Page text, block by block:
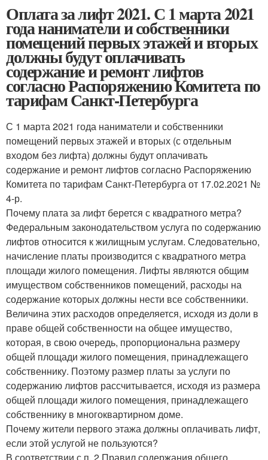
Оплата за лифт 2021. С 1 марта 2021
года наниматели и собственники
помещений первых этажей и вторых
должны будут оплачивать
содержание и ремонт лифтов
согласно Распоряжению Комитета по
тарифам Санкт-Петербурга
С 1 марта 2021 года наниматели и собственники
помещений первых этажей и вторых (с отдельным
входом без лифта) должны будут оплачивать
содержание и ремонт лифтов согласно Распоряжению
Комитета по тарифам Санкт‑Петербурга от 17.02.2021 №
4-р.
Почему плата за лифт берется с квадратного метра?
Федеральным законодательством услуга по содержанию
лифтов относится к жилищным услугам. Следовательно,
начисление платы производится с квадратного метра
площади жилого помещения. Лифты являются общим
имуществом собственников помещений, расходы на
содержание которых должны нести все собственники.
Величина этих расходов определяется, исходя из доли в
праве общей собственности на общее имущество,
которая, в свою очередь, пропорциональна размеру
общей площади жилого помещения, принадлежащего
собственнику. Поэтому размер платы за услуги по
содержанию лифтов рассчитывается, исходя из размера
общей площади жилого помещения, принадлежащего
собственнику в многоквартирном доме.
Почему жители первого этажа должны оплачивать лифт,
если этой услугой не пользуются?